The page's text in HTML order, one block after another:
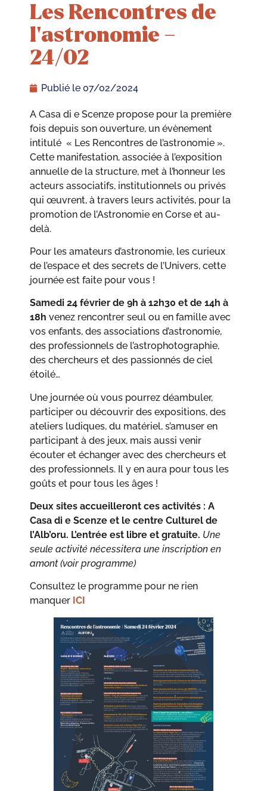
Les Rencontres de
l’astronomie –
24/02
Publié le 07/02/2024
A Casa di e Scenze propose pour la première
fois depuis son ouverture, un évènement
intitulé « Les Rencontres de l’astronomie ».
Cette manifestation, associée à l’exposition
annuelle de la structure, met à l’honneur les
acteurs associatifs, institutionnels ou privés
qui œuvrent, à travers leurs activités, pour la
promotion de l’Astronomie en Corse et au-
delà.
Pour les amateurs d’astronomie, les curieux
de l’espace et des secrets de l’Univers, cette
journée est faite pour vous !
Samedi 24 février de 9h à 12h30 et de 14h à
18h venez rencontrer seul ou en famille avec
vos enfants, des associations d’astronomie,
des professionnels de l’astrophotographie,
des chercheurs et des passionnés de ciel
étoilé…
Une journée où vous pourrez déambuler,
participer ou découvrir des expositions, des
ateliers ludiques, du matériel, s’amuser en
participant à des jeux, mais aussi venir
écouter et échanger avec des chercheurs et
des professionnels. Il y en aura pour tous les
goûts et pour tous les âges !
Deux sites accueilleront ces activités : A
Casa di e Scenze et le centre Culturel de
l’Alb’oru. L’entrée est libre et gratuite. Une
seule activité nécessitera une inscription en
amont (voir programme)
Consultez le programme pour ne rien
manquer ICI